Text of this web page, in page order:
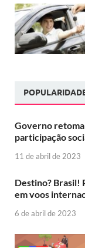
Governo
participação
11 de abril de 2023
Destino? Brasil!
em voos
6 de abril de 2023